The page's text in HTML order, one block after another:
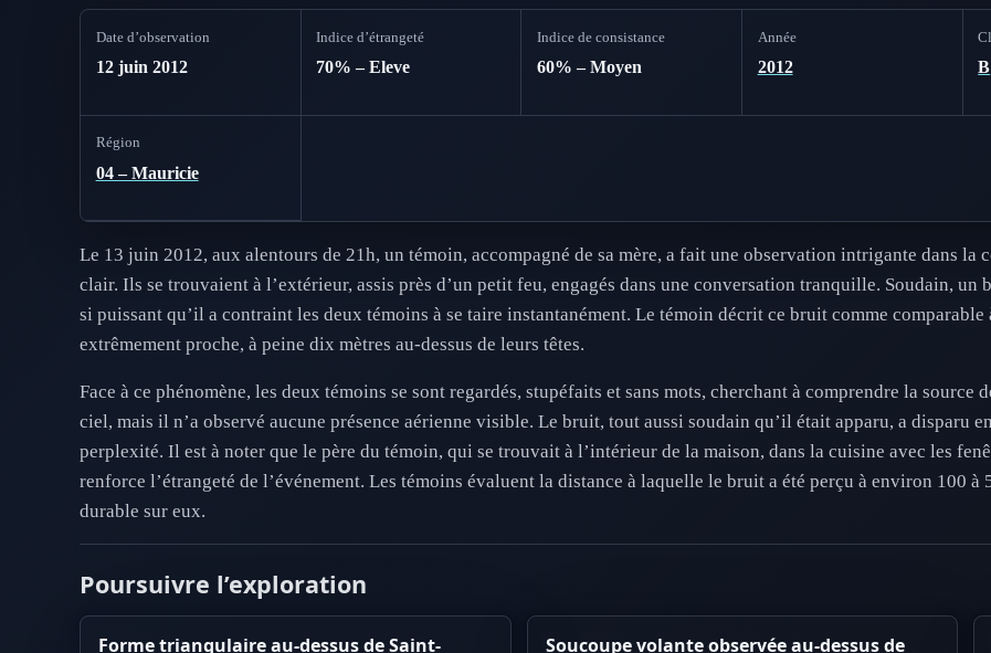
Date d’observation
12 juin 2012
Indice d’étrangeté
70% – Eleve
Indice de consistance
60% – Moyen
Année
2012 B
Région
04 – Mauricie
Le 13 juin 2012, aux alentours de 21h, un témoin, accompagné de sa mère, a fait une observation intrigante dans la
clair. Ils se trouvaient à l’extérieur, assis près d’un petit feu, engagés dans une conversation tranquille. Soudain,
si puissant qu’il a contraint les deux témoins à se taire instantanément. Le témoin décrit ce bruit comme
extrêmement proche, à peine dix mètres au-dessus de leurs têtes.
Face à ce phénomène, les deux témoins se sont regardés, stupéfaits et sans mots, cherchant à comprendre la
ciel, mais il n’a observé aucune présence aérienne visible. Le bruit, tout aussi soudain qu’il était apparu, a disparu
perplexité. Il est à noter que le père du témoin, qui se trouvait à l’intérieur de la maison, dans la cuisine avec les
renforce l’étrangeté de l’événement. Les témoins évaluent la distance à laquelle le bruit a été perçu à environ 100 à
durable sur eux.
Poursuivre l’exploration
Forme triangulaire au-dessus de Saint- Soucoupe volante observée au-dessus de